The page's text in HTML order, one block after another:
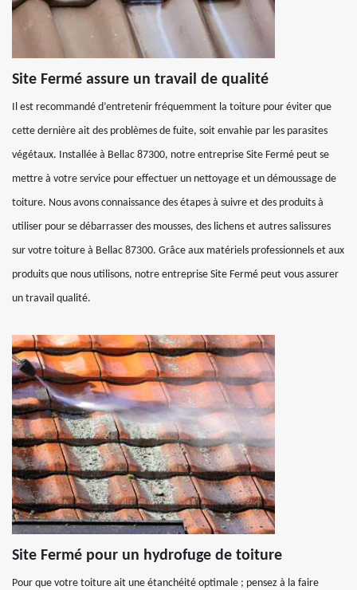
Site Fermé assure un travail de qualité
Il est recommandé d’entretenir fréquemment la toiture pour éviter que
cette dernière ait des problèmes de fuite, soit envahie par les parasites
végétaux. Installée à Bellac 87300, notre entreprise Site Fermé peut se
mettre à votre service pour effectuer un nettoyage et un démoussage de
toiture. Nous avons connaissance des étapes à suivre et des produits à
utiliser pour se débarrasser des mousses, des lichens et autres salissures
sur votre toiture à Bellac 87300. Grâce aux matériels professionnels et aux
produits que nous utilisons, notre entreprise Site Fermé peut vous assurer
un travail qualité.
Site Fermé pour un hydrofuge de toiture
Pour que votre toiture ait une étanchéité optimale ; pensez à la faire